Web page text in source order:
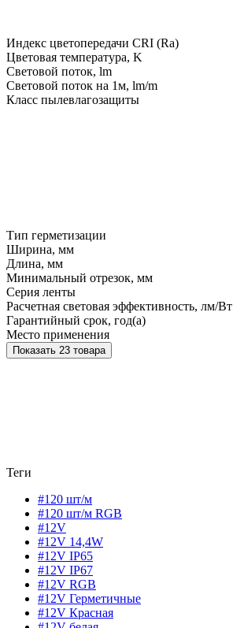
Индекс цветопередачи CRI (Ra)
Цветовая температура, K
Световой поток, lm
Световой поток на 1м, lm/m
Класс пылевлагозащиты
Тип герметизации
Ширина, мм
Длина, мм
Минимальный отрезок, мм
Серия ленты
Расчетная световая эффективность, лм/Вт
Гарантийный срок, год(а)
Место применения
Показать 23 товара
Теги
#120 шт/м
#120 шт/м RGB
#12V
#12V 14,4W
#12V IP65
#12V IP67
#12V RGB
#12V Герметичные
#12V Красная